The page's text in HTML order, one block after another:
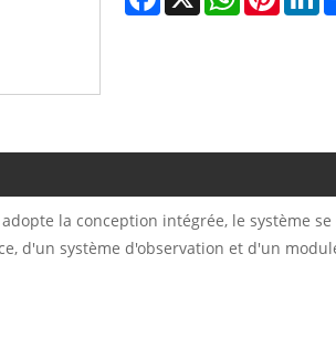
la conception intégrée, le système
d'un système d'observation et d'un